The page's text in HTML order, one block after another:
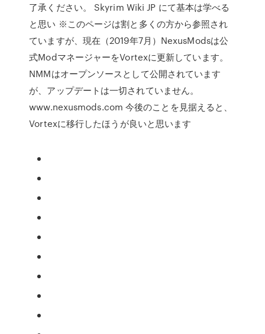
了承ください。 Skyrim Wiki JP にて基本は学べる
と思い ※このページは割と多くの方から参照され
ていますが、現在（2019年7月）NexusModsは公
式ModマネージャーをVortexに更新しています。
NMMはオープンソースとして公開されています
が、アップデートは一切されていません。
www.nexusmods.com 今後のことを見据えると、
Vortexに移行したほうが良いと思います